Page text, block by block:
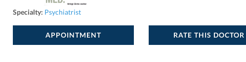
Specialty: Psychiatrist
APPOINTMENT RATE THIS DOCTOR